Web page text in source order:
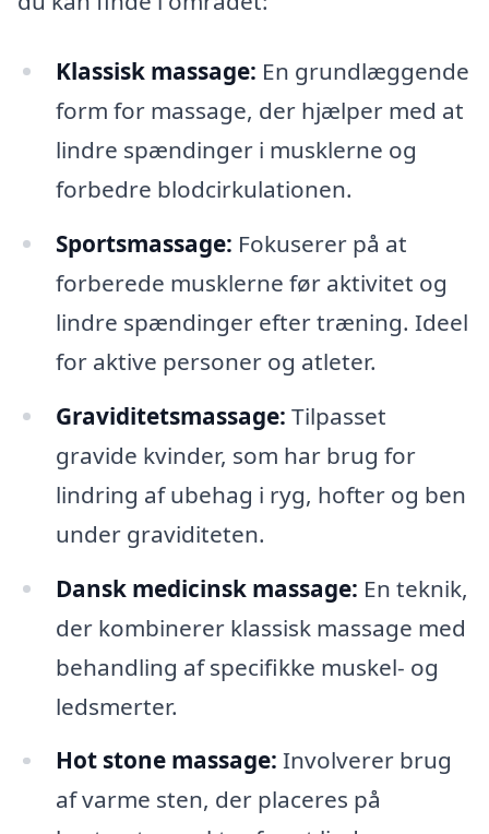
Klassisk massage: En grundlæggende
form for massage, der hjælper med at
lindre spændinger i musklerne og
forbedre blodcirkulationen.
Sportsmassage: Fokuserer på at
forberede musklerne før aktivitet og
lindre spændinger efter træning. Ideel
for aktive personer og atleter.
Graviditetsmassage: Tilpasset
gravide kvinder, som har brug for
lindring af ubehag i ryg, hofter og ben
under graviditeten.
Dansk medicinsk massage: En teknik,
der kombinerer klassisk massage med
behandling af specifikke muskel- og
ledsmerter.
Hot stone massage: Involverer brug
af varme sten, der placeres på